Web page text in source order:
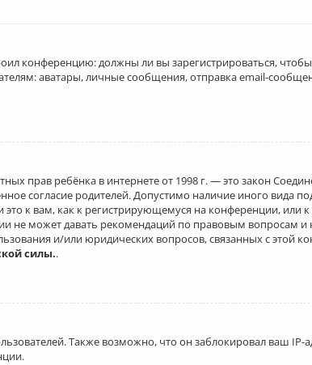
конференцию: должны ли вы зарегистрироваться,
аватары, личные сообщения, отправка email-
прав ребёнка в интернете от 1998 г. — это закон
согласие родителей. Допустимо наличие иного вида
к вам, как к регистрирующемуся на конференции,
не может давать рекомендаций по правовым вопросам
и/или юридических вопросов, связанных с этой
силы..
Также возможно, что он заблокировал ваш IP-